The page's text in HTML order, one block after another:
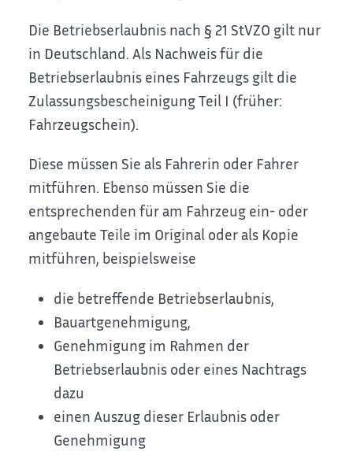
Die Betriebserlaubnis nach § 21 StVZO gilt nur
in Deutschland. Als Nachweis für die
Betriebserlaubnis eines Fahrzeugs gilt die
Zulassungsbescheinigung Teil I (früher:
Fahrzeugschein).
Diese müssen Sie als Fahrerin oder Fahrer
mitführen. Ebenso müssen Sie die
entsprechenden für am Fahrzeug ein- oder
angebaute Teile im Original oder als Kopie
mitführen, beispielsweise
die betreffende Betriebserlaubnis,
Bauartgenehmigung,
Genehmigung im Rahmen der
Betriebserlaubnis oder eines Nachtrags
dazu
einen Auszug dieser Erlaubnis oder
Genehmigung